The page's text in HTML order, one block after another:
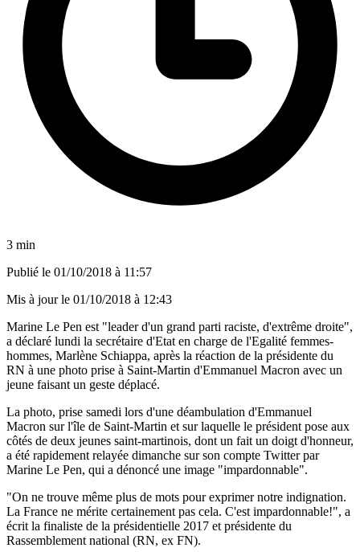
3 min
Publié le 01/10/2018 à 11:57
Mis à jour le 01/10/2018 à 12:43
Marine Le Pen est "leader d'un grand parti raciste, d'extrême droite",
a déclaré lundi la secrétaire d'Etat en charge de l'Egalité femmes-
hommes, Marlène Schiappa, après la réaction de la présidente du
RN à une photo prise à Saint-Martin d'Emmanuel Macron avec un
jeune faisant un geste déplacé.
La photo, prise samedi lors d'une déambulation d'Emmanuel
Macron sur l'île de Saint-Martin et sur laquelle le président pose aux
côtés de deux jeunes saint-martinois, dont un fait un doigt d'honneur,
a été rapidement relayée dimanche sur son compte Twitter par
Marine Le Pen, qui a dénoncé une image "impardonnable".
"On ne trouve même plus de mots pour exprimer notre indignation.
La France ne mérite certainement pas cela. C'est impardonnable!", a
écrit la finaliste de la présidentielle 2017 et présidente du
Rassemblement national (RN, ex FN).